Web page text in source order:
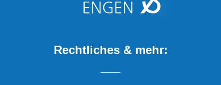
Rechtliches & mehr: